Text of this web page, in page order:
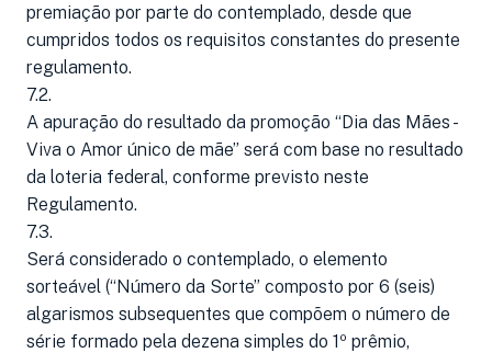
premiação por parte do contemplado, desde que
cumpridos todos os requisitos constantes do presente
regulamento.
7.2.
A apuração do resultado da promoção “Dia das Mães -
Viva o Amor único de mãe” será com base no resultado
da loteria federal, conforme previsto neste
Regulamento.
7.3.
Será considerado o contemplado, o elemento
sorteável (“Número da Sorte” composto por 6 (seis)
algarismos subsequentes que compõem o número de
série formado pela dezena simples do 1º prêmio,